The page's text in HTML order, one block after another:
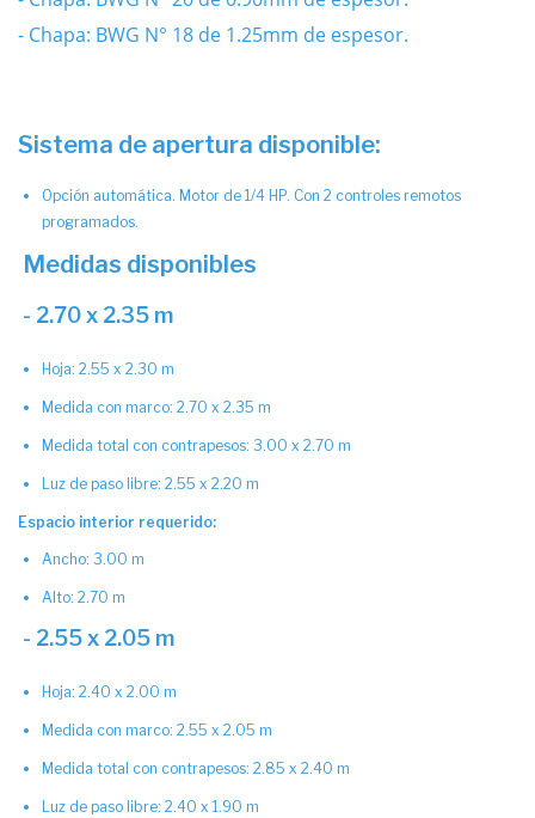
- Chapa: BWG N° 18 de 1.25mm de espesor.
Sistema de apertura disponible:
Opción automática. Motor de 1/4 HP. Con 2 controles remotos
programados.
Medidas disponibles
- 2.70 x 2.35 m
Hoja: 2.55 x 2.30 m
Medida con marco: 2.70 x 2.35 m
Medida total con contrapesos: 3.00 x 2.70 m
Luz de paso libre: 2.55 x 2.20 m
Espacio interior requerido:
Ancho: 3.00 m
Alto: 2.70 m
- 2.55 x 2.05 m
Hoja: 2.40 x 2.00 m
Medida con marco: 2.55 x 2.05 m
Medida total con contrapesos: 2.85 x 2.40 m
Luz de paso libre: 2.40 x 1.90 m